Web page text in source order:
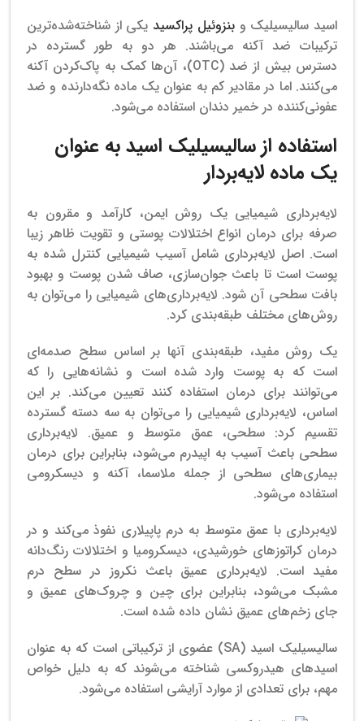
اسید سالیسیلیک وبنزوئیل پراکسیدیکی از شناخته‌شده‌ترین
ترکیبات ضد آکنه می‌باشند. هر دو به طور گسترده در
دسترس بیش از ضد (OTC)، آن‌ها کمک به پاک‌کردن آکنه
می‌کنند.اما در مقادیر کم به عنوان یک ماده نگه‌دارنده و ضد
عفونی‌کننده در خمیر دندان استفاده می‌شود.
استفاده از سالیسیلیک اسید به عنوان
یک ماده لایه‌بردار
لایه‌برداری شیمیایی یک روش ایمن، کارآمد و مقرون به
صرفه برای درمان انواع اختلالات پوستی و تقویت ظاهر زیبا
است. اصل لایه‌برداری شامل آسیب شیمیایی کنترل شده به
پوست است تا باعث جوان‌سازی، صاف شدن پوست و بهبود
بافت سطحی آن شود. لایه‌برداری‌های شیمیایی را می‌توان به
روش‌های مختلف طبقه‌بندی کرد.
یک روش مفید، طبقه‌بندی آنها بر اساس سطح صدمه‌ای
است که به پوست وارد شده است و نشانه‌هایی را که
می‌توانند برای درمان استفاده کنند تعیین می‌کند. بر این
اساس، لایه‌برداری شیمیایی را می‌توان به سه دسته گسترده
تقسیم کرد: سطحی، عمق متوسط ​​و عمیق. لایه‌برداری
سطحی باعث آسیب به اپیدرم می‌شود، بنابراین برای درمان
بیماری‌های سطحی از جمله ملاسما، آکنه و دیسکرومی
استفاده می‌شود.
لایه‌برداری با عمق متوسط ​​به درم پاپیلاری نفوذ می‌کند و در
درمان کراتوزهای خورشیدی، دیسکرومیا و اختلالات رنگ‌دانه
مفید است. لایه‌برداری عمیق باعث نکروز در سطح درم
مشبک می‌شود، بنابراین برای چین و چروک‌های عمیق و
جای زخم‌های عمیق نشان داده شده است.
سالیسیلیک اسید (SA) عضوی از ترکیباتی است که به عنوان
اسیدهای هیدروکسی شناخته می‌شوند که به دلیل خواص
مهم، برای تعدادی از موارد آرایشی استفاده می‌شود.